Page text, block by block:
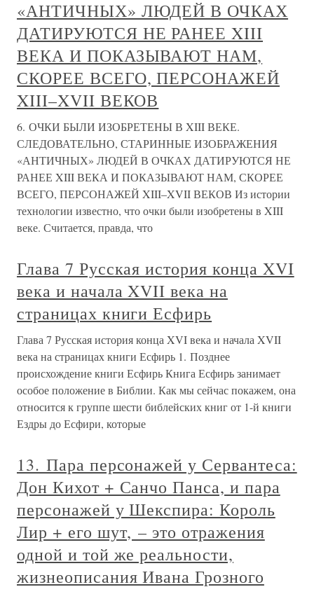
«АНТИЧНЫХ» ЛЮДЕЙ В ОЧКАХ
ДАТИРУЮТСЯ НЕ РАНЕЕ XIII
ВЕКА И ПОКАЗЫВАЮТ НАМ,
СКОРЕЕ ВСЕГО, ПЕРСОНАЖЕЙ
XIII–XVII ВЕКОВ
6. ОЧКИ БЫЛИ ИЗОБРЕТЕНЫ В XIII ВЕКЕ.
СЛЕДОВАТЕЛЬНО, СТАРИННЫЕ ИЗОБРАЖЕНИЯ
«АНТИЧНЫХ» ЛЮДЕЙ В ОЧКАХ ДАТИРУЮТСЯ НЕ
РАНЕЕ XIII ВЕКА И ПОКАЗЫВАЮТ НАМ, СКОРЕЕ
ВСЕГО, ПЕРСОНАЖЕЙ XIII–XVII ВЕКОВ Из истории
технологии известно, что очки были изобретены в XIII
веке. Считается, правда, что
Глава 7 Русская история конца XVI
века и начала XVII века на
страницах книги Есфирь
Глава 7 Русская история конца XVI века и начала XVII
века на страницах книги Есфирь 1. Позднее
происхождение книги Есфирь Книга Есфирь занимает
особое положение в Библии. Как мы сейчас покажем, она
относится к группе шести библейских книг от 1-й книги
Ездры до Есфири, которые
13. Пара персонажей у Сервантеса:
Дон Кихот + Санчо Панса, и пара
персонажей у Шекспира: Король
Лир + его шут, – это отражения
одной и той же реальности,
жизнеописания Ивана Грозного